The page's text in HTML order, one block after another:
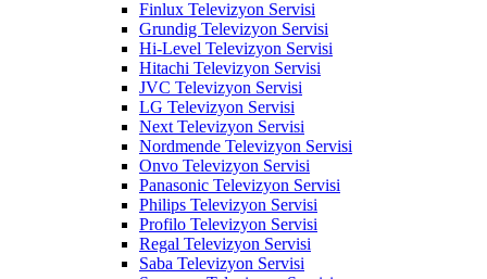
Finlux Televizyon Servisi
Grundig Televizyon Servisi
Hi-Level Televizyon Servisi
Hitachi Televizyon Servisi
JVC Televizyon Servisi
LG Televizyon Servisi
Next Televizyon Servisi
Nordmende Televizyon Servisi
Onvo Televizyon Servisi
Panasonic Televizyon Servisi
Philips Televizyon Servisi
Profilo Televizyon Servisi
Regal Televizyon Servisi
Saba Televizyon Servisi